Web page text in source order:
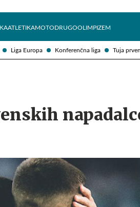
Liga Europa Konferenčna liga Tuja
ATLETIKAMOTODRUGOOLIMPIZEM